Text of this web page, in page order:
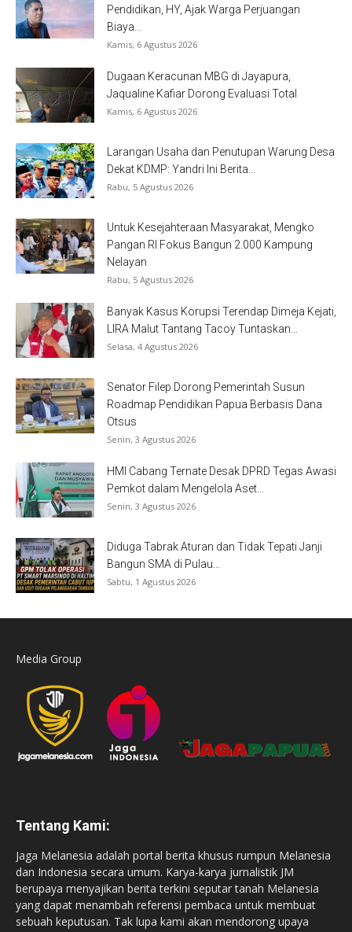
Pendidikan, HY, Ajak Warga Perjuangan
Biaya...
Kamis, 6 Agustus 2026
Dugaan Keracunan MBG di Jayapura,
Jaqualine Kafiar Dorong Evaluasi Total
Kamis, 6 Agustus 2026
Larangan Usaha dan Penutupan Warung Desa
Dekat KDMP: Yandri Ini Berita...
Rabu, 5 Agustus 2026
Untuk Kesejahteraan Masyarakat, Mengko
Pangan RI Fokus Bangun 2.000 Kampung
Nelayan
Rabu, 5 Agustus 2026
Banyak Kasus Korupsi Terendap Dimeja Kejati,
LIRA Malut Tantang Tacoy Tuntaskan...
Selasa, 4 Agustus 2026
Senator Filep Dorong Pemerintah Susun
Roadmap Pendidikan Papua Berbasis Dana
Otsus
Senin, 3 Agustus 2026
HMI Cabang Ternate Desak DPRD Tegas Awasi
Pemkot dalam Mengelola Aset...
Senin, 3 Agustus 2026
Diduga Tabrak Aturan dan Tidak Tepati Janji
Bangun SMA di Pulau...
Sabtu, 1 Agustus 2026
Media Group
Tentang Kami:
Jaga Melanesia adalah portal berita khusus rumpun Melanesia
dan Indonesia secara umum. Karya-karya jurnalistik JM
berupaya menyajikan berita terkini seputar tanah Melanesia
yang dapat menambah referensi pembaca untuk membuat
sebuah keputusan. Tak lupa kami akan mendorong upaya